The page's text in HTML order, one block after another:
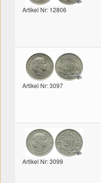
Artikel Nr: 12806
Artikel Nr: 3097
Artikel Nr: 3099